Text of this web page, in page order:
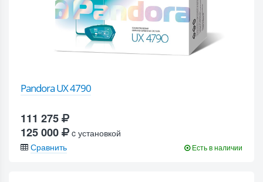
Pandora UX 4790
111 275
125 000
c установкой
Сравнить
Есть в наличии